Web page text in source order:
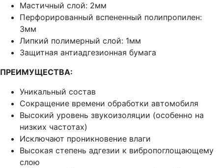
Мастичный слой: 2мм
Перфорированный вспененный полипропилен:
3мм
Липкий полимерный слой: 1мм
Защитная антиадгезионная бумага
ПРЕИМУЩЕСТВА:
Уникальный состав
Сокращение времени обработки автомобиля
Высокий уровень звукоизоляции (особенно на
низких частотах)
Исключают проникновение влаги
Высокая степень адгезии к вибропоглощающему
слою